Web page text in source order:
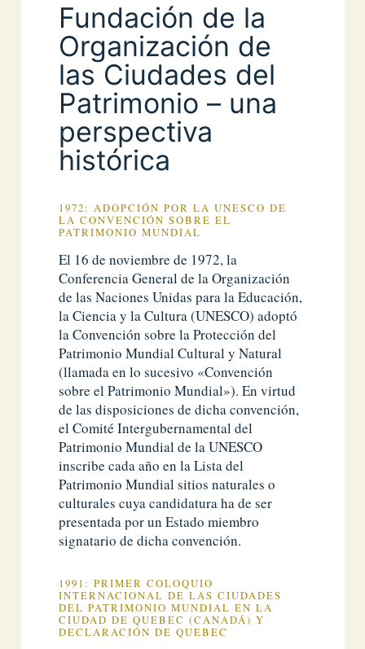
Fundación de la
Organización de
las Ciudades del
Patrimonio – una
perspectiva
histórica
1972: ADOPCIÓN POR LA UNESCO DE
LA CONVENCIÓN SOBRE EL
PATRIMONIO MUNDIAL
El 16 de noviembre de 1972, la
Conferencia General de la Organización
de las Naciones Unidas para la Educación,
la Ciencia y la Cultura (UNESCO) adoptó
la Convención sobre la Protección del
Patrimonio Mundial Cultural y Natural
(llamada en lo sucesivo «Convención
sobre el Patrimonio Mundial»). En virtud
de las disposiciones de dicha convención,
el Comité Intergubernamental del
Patrimonio Mundial de la UNESCO
inscribe cada año en la Lista del
Patrimonio Mundial sitios naturales o
culturales cuya candidatura ha de ser
presentada por un Estado miembro
signatario de dicha convención.
1991: PRIMER COLOQUIO
INTERNACIONAL DE LAS CIUDADES
DEL PATRIMONIO MUNDIAL EN LA
CIUDAD DE QUEBEC (CANADÁ) Y
DECLARACIÓN DE QUEBEC